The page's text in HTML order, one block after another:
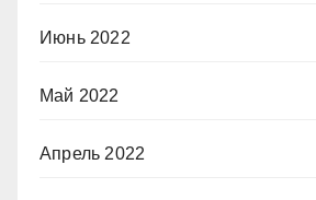
Июнь 2022
Май 2022
Апрель 2022